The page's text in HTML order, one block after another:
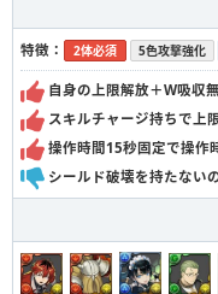
特徴： 2体必須 5色攻撃強化
自身の上限解放＋W吸収
スキルチャージ持ちで上
操作時間15秒固定で操作
シールド破壊を持たない